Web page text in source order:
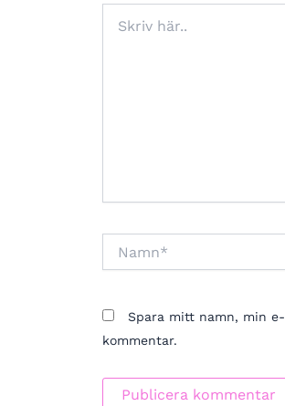
här..
Spara mitt namn, min
kommentar.